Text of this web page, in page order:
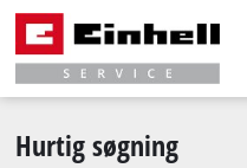
Hurtig søgning